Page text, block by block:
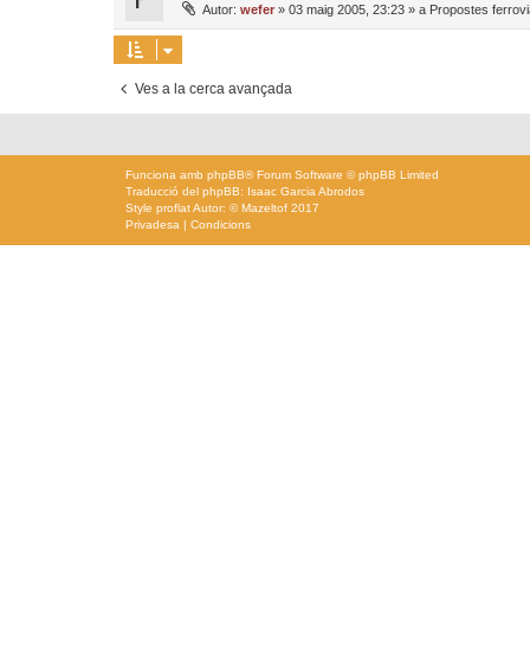
Autor: wefer » 03 maig 2005, 23:23 » a Propostes
Ves a la cerca avançada
Funciona amb phpBB® Forum Software © phpBB Limited
Traducció del phpBB: Isaac Garcia Abrodos
Style proflatAutor: ©Mazeltof 2017
Privadesa | Condicions